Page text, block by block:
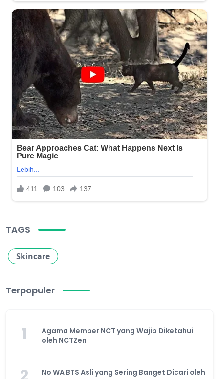
TAGS
Skincare
Terpopuler
1
Agama Member NCT yang Wajib Diketahui
oleh NCTZen
No WA BTS Asli yang Sering Banget Dicari oleh